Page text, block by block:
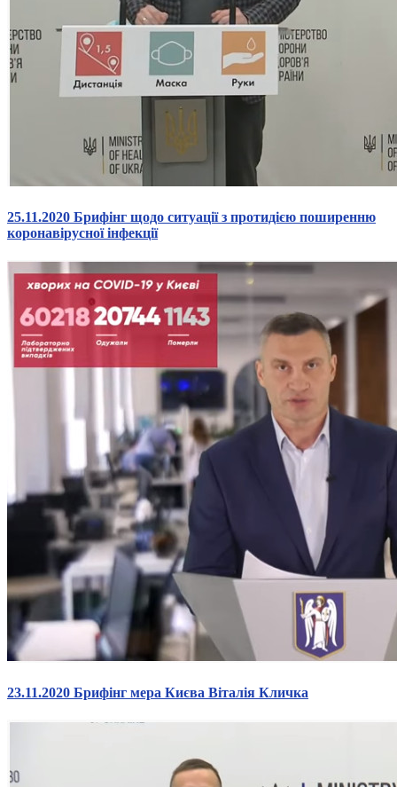
25.11.2020 Брифінг щодо ситуації з протидією поширенню
коронавірусної інфекції
23.11.2020 Брифінг мера Києва Віталія Кличка